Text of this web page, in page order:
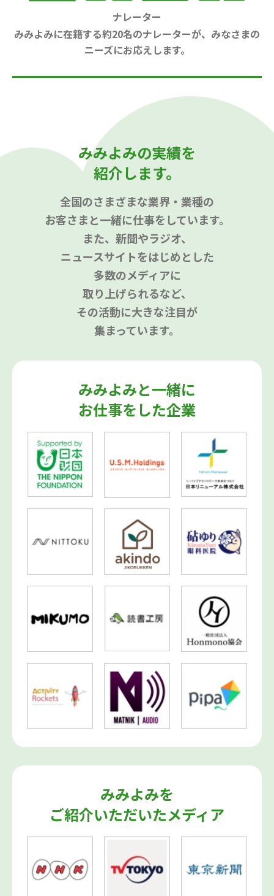
ナレーター
みみよみに在籍する約20名のナレーターが、みなさまの
ニーズにお応えします。
みみよみの実績を
紹介します。
全国のさまざまな業界・業種の
お客さまと一緒に仕事をしています。
また、新聞やラジオ、
ニュースサイトをはじめとした
多数のメディアに
取り上げられるなど、
その活動に大きな注目が
集まっています。
みみよみと一緒に
お仕事をした企業
みみよみを
ご紹介いただいたメディア